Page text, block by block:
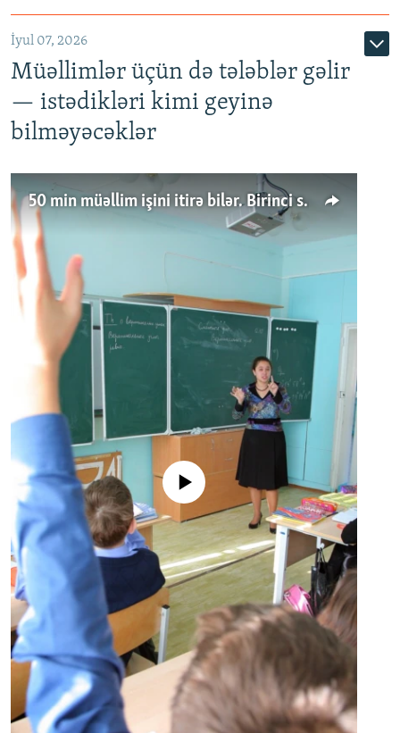
İyul 07, 2026
Müəllimlər üçün də tələblər gəlir
— istədikləri kimi geyinə
bilməyəcəklər
50 min müəllim işini itirə bilər. Birinci sinfə gedənlər azalır
No media source currently available